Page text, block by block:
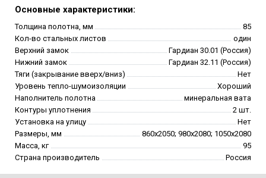
Основные характеристики:
Толщина полотна, мм
85
Кол-во стальных листов
один
Верхний замок
Гардиан 30.01 (Россия)
Нижний замок
Гардиан 32.11 (Россия)
Тяги (закрывание вверх/вниз)
Нет
Уровень тепло-шумоизоляции
Хороший
Наполнитель полотна
минеральная вата
Контуры уплотнения
2 шт.
Установка на улицу
Нет
Размеры, мм
860х2050; 980х2080; 1050х2080
Масса, кг
95
Страна производитель
Россия